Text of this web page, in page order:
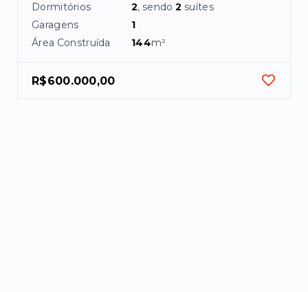
Dormitórios 2, sendo2 suítes
Garagens
1
Área Construída
144m²
R$600.000,00